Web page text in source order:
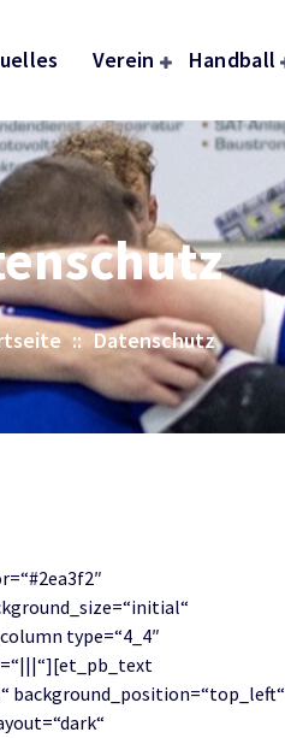
Verein Handball
:: Datenschutz
type=“4_4″
background_position=“top_left“